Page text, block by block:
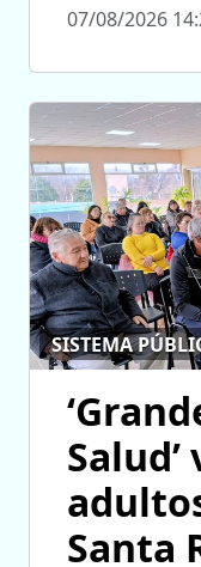
07/08/2026
SISTEMA
Santa